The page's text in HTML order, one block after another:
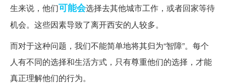
生来说，他们可能会选择去其他城市工作，或者回家等待
机会。这些因素导致了离开西安的人较多。
而对于这种问题，我们不能简单地将其归为“智障”。每个
人有不同的选择和生活方式，只有尊重他们的选择，才能
真正理解他们的行为。